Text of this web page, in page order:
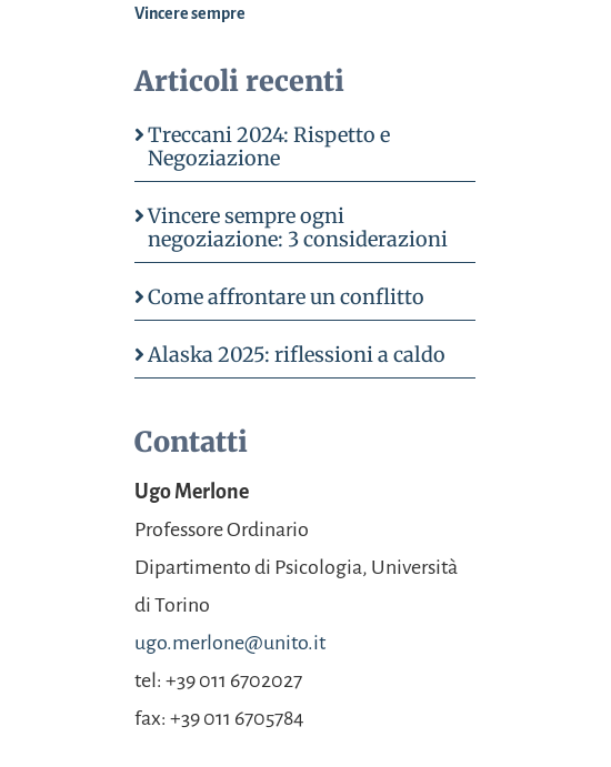
Vincere sempre
Articoli recenti
Treccani 2024: Rispetto e
Negoziazione
Vincere sempre ogni
negoziazione: 3 considerazioni
Come affrontare un conflitto
Alaska 2025: riflessioni a caldo
Contatti
Ugo Merlone
Professore Ordinario
Dipartimento di Psicologia, Università
di Torino
ugo.merlone@unito.it
tel: +39 011 6702027
fax: +39 011 6705784